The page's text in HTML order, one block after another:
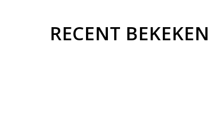
RECENT BEKEKEN